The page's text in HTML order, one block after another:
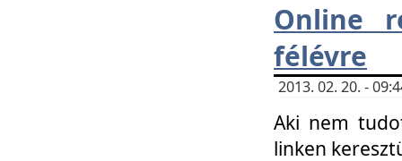
Online
félévre
2013. 02. 20. -
Aki nem
linken